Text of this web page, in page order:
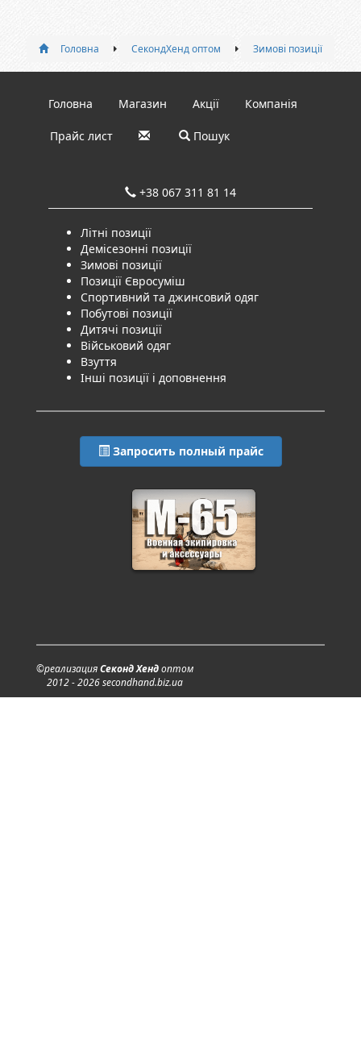
Головна СекондХенд оптом Зимові позиції
Головна Магазин Акції Компанія
Прайс лист Пошук
+38 067 311 81 14
Літні позиції
Демісезонні позиції
Зимові позиції
Позиції Євросуміш
Спортивний та джинсовий одяг
Побутові позиції
Дитячі позиції
Військовий одяг
Взуття
Інші позиції і доповнення
Запросить полный прайс
©реализацияСеконд Хендоптом
2012 - 2026 secondhand.biz.ua